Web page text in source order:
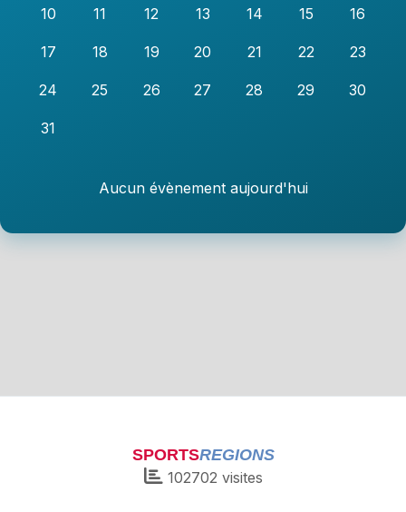
10 11 12 13 14 15 16
17 18 19 20 21 22 23
24 25 26 27 28 29 30
31
Aucun évènement aujourd'hui
SPORTSREGIONS
102702 visites